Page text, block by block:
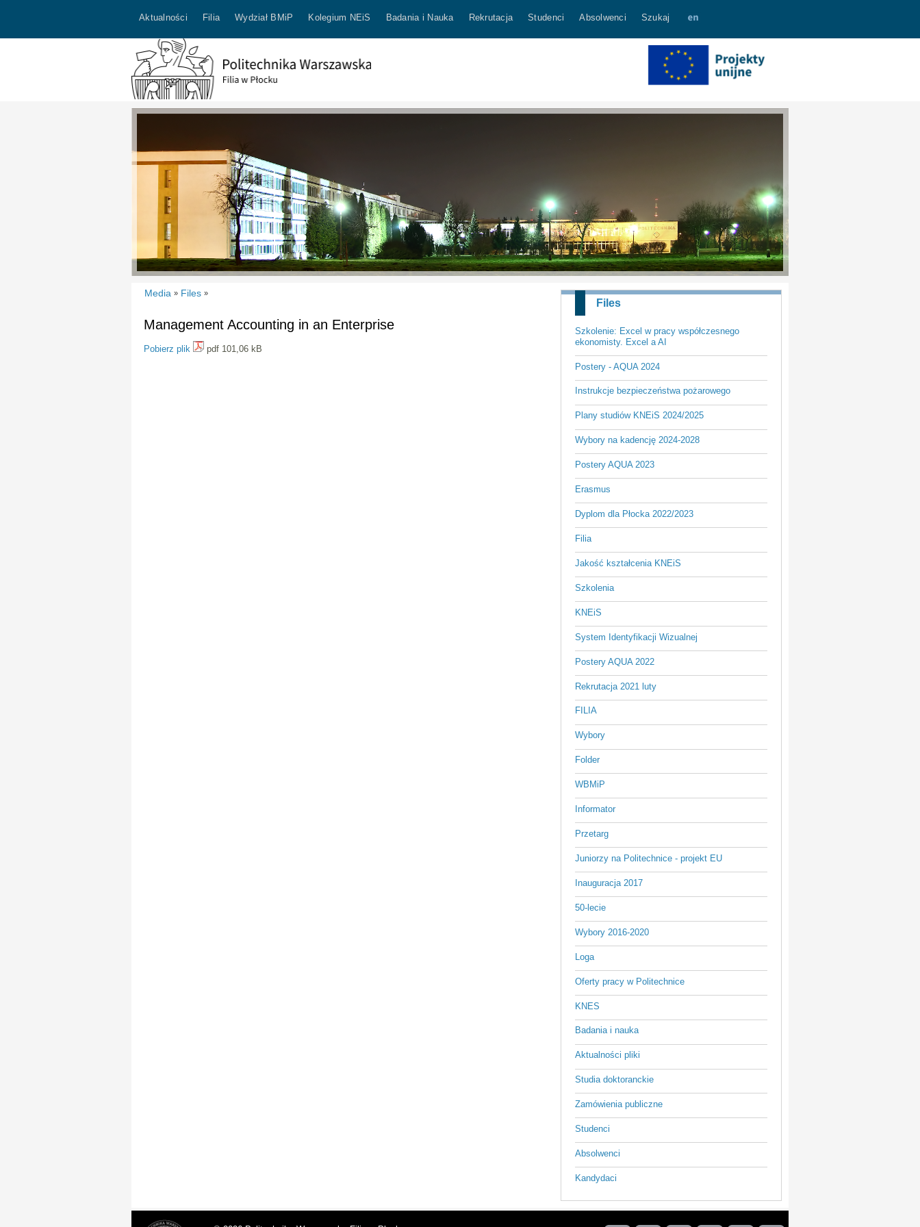
Aktualności Filia Wydział BMiP Kolegium NEiS Badania i Nauka Rekrutacja Studenci Absolwenci Szukaj
Files
Szkolenie: Excel w pracy współczesnego
ekonomisty. Excel a AI
Postery - AQUA 2024
Instrukcje bezpieczeństwa pożarowego
Plany studiów KNEiS 2024/2025
Wybory na kadencję 2024-2028
Postery AQUA 2023
Erasmus
Dyplom dla Płocka 2022/2023
Filia
Jakość kształcenia KNEiS
Szkolenia
KNEiS
System Identyfikacji Wizualnej
Postery AQUA 2022
Rekrutacja 2021 luty
FILIA
Wybory
Folder
WBMiP
Informator
Przetarg
Juniorzy na Politechnice - projekt EU
Inauguracja 2017
50-lecie
Wybory 2016-2020
Loga
Oferty pracy w Politechnice
KNES
Badania i nauka
Aktualności pliki
Studia doktoranckie
Zamówienia publiczne
Studenci
Absolwenci
Kandydaci
Media » Files »
Management Accounting in an Enterprise
Pobierz plik pdf 101,06 kB